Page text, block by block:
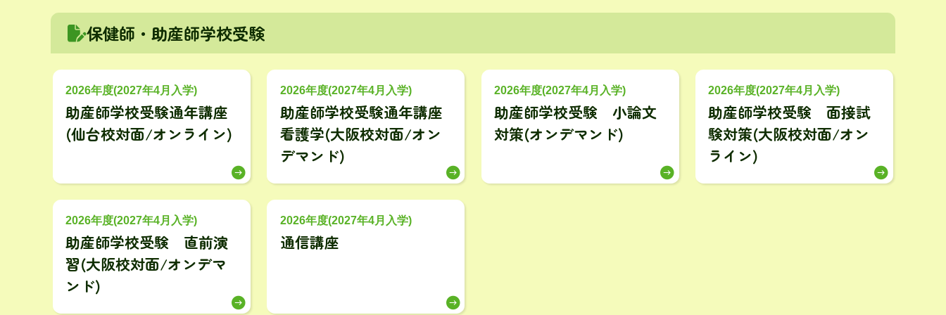
保健師・助産師学校受験
2026年度(2027年4月入学)
助産師学校受験通年講座
(仙台校対面/オンライン)
2026年度(2027年4月入学)
助産師学校受験通年講座
看護学(大阪校対面/オン
デマンド)
2026年度(2027年4月入学)
助産師学校受験 小論文
対策(オンデマンド)
2026年度(2027年4月入学)
助産師学校受験 面接試
験対策(大阪校対面/オン
ライン)
2026年度(2027年4月入学)
助産師学校受験 直前演
習(大阪校対面/オンデマ
ンド)
2026年度(2027年4月入学)
通信講座